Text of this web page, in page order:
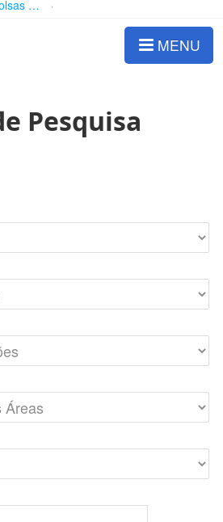
Bolsas e Auxílios Vigentes
MENU
Pesquisa